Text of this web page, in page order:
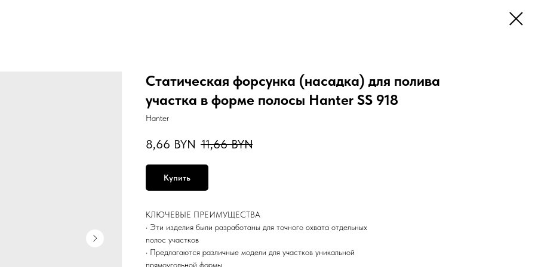
Статическая форсунка (насадка) для полива
участка в форме полосы Hanter SS 918
Hanter
8,66 BYN 11,66 BYN
Купить
КЛЮЧЕВЫЕ ПРЕИМУЩЕСТВА
• Эти изделия были разработаны для точного охвата отдельных
полос участков
• Предлагаются различные модели для участков уникальной
прямоугольной формы